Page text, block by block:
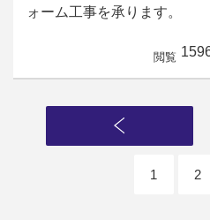
ォーム工事を承ります。
閲覧
1 2